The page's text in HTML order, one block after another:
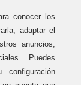
problemas
sin miedo a
conocer los
adaptar el
anuncios,
Puedes